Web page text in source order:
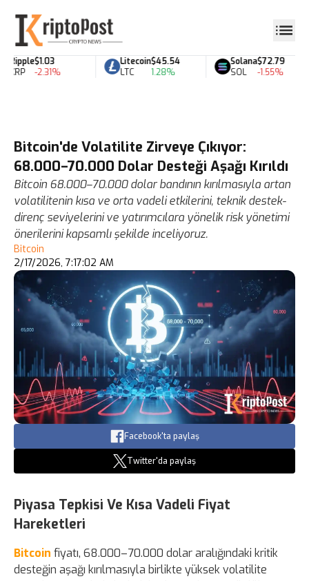
Ripple
XRP
$1.03
-2.31%
Litecoin
LTC
$45.54
1.28%
Solana
SOL
$72.79
-1.55%
Bitcoin'de Volatilite Zirveye Çıkıyor:
68.000–70.000 Dolar Desteği Aşağı Kırıldı
Bitcoin 68.000–70.000 dolar bandının kırılmasıyla artan
volatilitenin kısa ve orta vadeli etkilerini, teknik destek-
direnç seviyelerini ve yatırımcılara yönelik risk yönetimi
önerilerini kapsamlı şekilde inceliyoruz.
Bitcoin
2/17/2026, 7:17:02 AM
Facebook'ta paylaş
Twitter'da paylaş
Piyasa Tepkisi Ve Kısa Vadeli Fiyat
Hareketleri
Bitcoin fiyatı, 68.000–70.000 dolar aralığındaki kritik
desteğin aşağı kırılmasıyla birlikte yüksek volatilite